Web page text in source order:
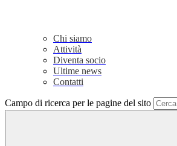
Chi siamo
Attività
Diventa socio
Ultime news
Contatti
Campo di ricerca per le pagine del sito